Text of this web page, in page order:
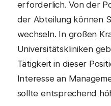
erforderlich. Von der
der Abteilung können
wechseln. In großen
Universitätskliniken
Tätigkeit in dieser
Interesse an
sollte entsprechend